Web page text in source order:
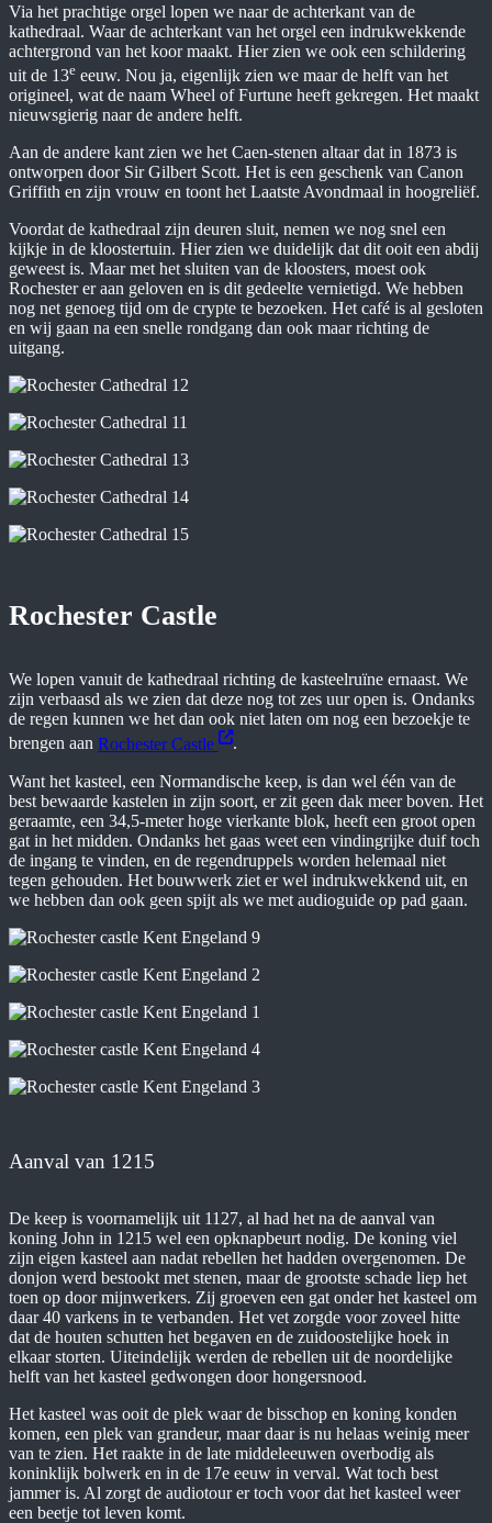
Via het prachtige orgel lopen we naar de achterkant van de
kathedraal. Waar de achterkant van het orgel een indrukwekkende
achtergrond van het koor maakt. Hier zien we ook een schildering
uit de 13e eeuw. Nou ja, eigenlijk zien we maar de helft van het
origineel, wat de naam Wheel of Furtune heeft gekregen. Het maakt
nieuwsgierig naar de andere helft.
Aan de andere kant zien we het Caen-stenen altaar dat in 1873 is
ontworpen door Sir Gilbert Scott. Het is een geschenk van Canon
Griffith en zijn vrouw en toont het Laatste Avondmaal in hoogreliëf.
Voordat de kathedraal zijn deuren sluit, nemen we nog snel een
kijkje in de kloostertuin. Hier zien we duidelijk dat dit ooit een abdij
geweest is. Maar met het sluiten van de kloosters, moest ook
Rochester er aan geloven en is dit gedeelte vernietigd. We hebben
nog net genoeg tijd om de crypte te bezoeken. Het café is al gesloten
en wij gaan na een snelle rondgang dan ook maar richting de
uitgang.
Rochester Castle
We lopen vanuit de kathedraal richting de kasteelruïne ernaast. We
zijn verbaasd als we zien dat deze nog tot zes uur open is. Ondanks
de regen kunnen we het dan ook niet laten om nog een bezoekje te
brengen aan Rochester Castle
.
Want het kasteel, een Normandische keep, is dan wel één van de
best bewaarde kastelen in zijn soort, er zit geen dak meer boven. Het
geraamte, een 34,5-meter hoge vierkante blok, heeft een groot open
gat in het midden. Ondanks het gaas weet een vindingrijke duif toch
de ingang te vinden, en de regendruppels worden helemaal niet
tegen gehouden. Het bouwwerk ziet er wel indrukwekkend uit, en
we hebben dan ook geen spijt als we met audioguide op pad gaan.
Aanval van 1215
De keep is voornamelijk uit 1127, al had het na de aanval van
koning John in 1215 wel een opknapbeurt nodig. De koning viel
zijn eigen kasteel aan nadat rebellen het hadden overgenomen. De
donjon werd bestookt met stenen, maar de grootste schade liep het
toen op door mijnwerkers. Zij groeven een gat onder het kasteel om
daar 40 varkens in te verbanden. Het vet zorgde voor zoveel hitte
dat de houten schutten het begaven en de zuidoostelijke hoek in
elkaar storten. Uiteindelijk werden de rebellen uit de noordelijke
helft van het kasteel gedwongen door hongersnood.
Het kasteel was ooit de plek waar de bisschop en koning konden
komen, een plek van grandeur, maar daar is nu helaas weinig meer
van te zien. Het raakte in de late middeleeuwen overbodig als
koninklijk bolwerk en in de 17e eeuw in verval. Wat toch best
jammer is. Al zorgt de audiotour er toch voor dat het kasteel weer
een beetje tot leven komt.